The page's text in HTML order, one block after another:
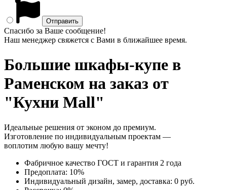
Спасибо за Ваше сообщение!
Наш менеджер свяжется с Вами в ближайшее время.
Большие шкафы-купе в
Раменском на заказ от
"Кухни Mall"
Идеальные решения от эконом до премиум.
Изготовление по индивидуальным проектам —
воплотим любую вашу мечту!
Фабричное качество ГОСТ и гарантия 2 года
Предоплата: 10%
Индивидуальный дизайн, замер, доставка: 0 руб.